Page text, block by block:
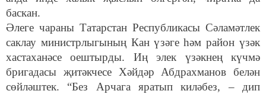
баскан.
Әлеге чараны Татарстан Республикасы Сәламәтлек
саклау министрлыгының Кан үзәге һәм район үзәк
хастаханәсе оештырды. Иң элек үзәкнең күчмә
бригадасы җитәкчесе Хәйдәр Абдрахманов белән
сөйләштек. “Без Арчага яратып киләбез, – дип